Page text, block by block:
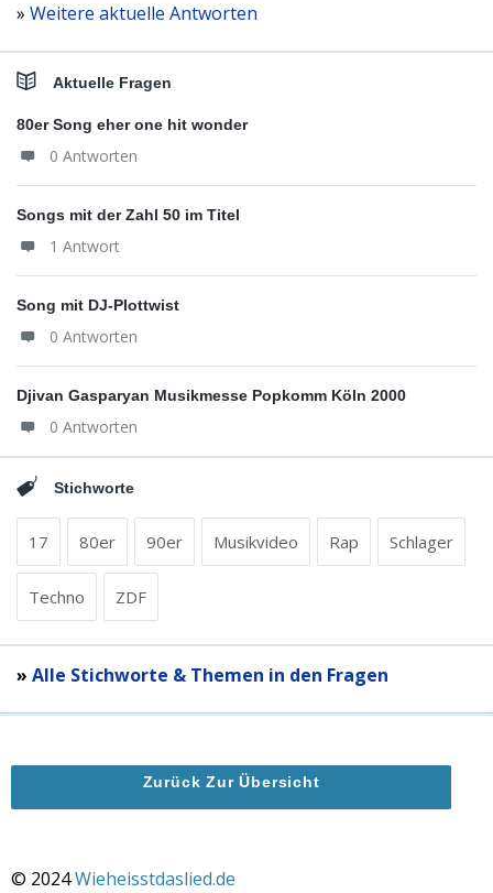
» Weitere aktuelle Antworten
Aktuelle Fragen
80er Song eher one hit wonder
0 Antworten
Songs mit der Zahl 50 im Titel
1 Antwort
Song mit DJ-Plottwist
0 Antworten
Djivan Gasparyan Musikmesse Popkomm Köln 2000
0 Antworten
Stichworte
17 80er 90er Musikvideo Rap Schlager
Techno ZDF
» Alle Stichworte & Themen in den Fragen
Zurück Zur Übersicht
© 2024Wieheisstdaslied.de